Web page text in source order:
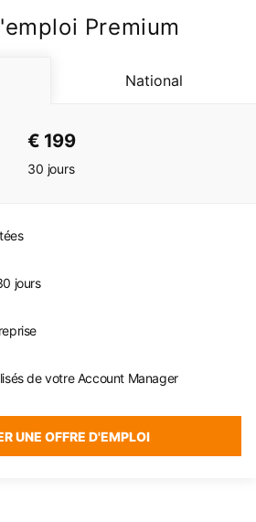
Premium
National
€ 199
30 jours
jours
de votre Account Manager
UNE OFFRE D'EMPLOI